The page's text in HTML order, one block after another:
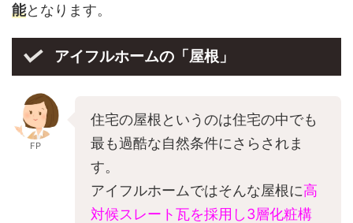
能となります。
アイフルホームの「屋根」
FP
住宅の屋根というのは住宅の中でも
最も過酷な自然条件にさらされま
す。
アイフルホームではそんな屋根に高
対候スレート瓦を採用し3層化粧構